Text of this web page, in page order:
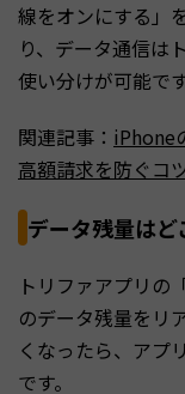
線をオンにする」
り、データ通信は
使い分けが可能です
関連記事： iPhone
高額請求を防ぐコ
データ残量はど
トリファアプリの
のデータ残量をリ
くなったら、アプ
です。